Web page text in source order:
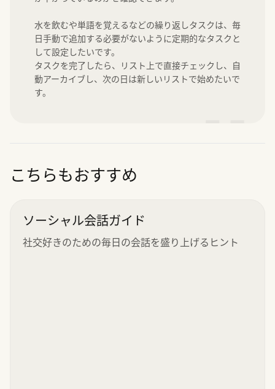
水を飲むや単語を覚えるなどの繰り返しタスクは、毎
日手動で追加する必要がないように定期的なタスクと
して設定したいです。
タスクを完了したら、リスト上で直接チェックし、自
動アーカイブし、次の日は新しいリストで始めたいで
す。
こちらもおすすめ
ソーシャル会話ガイド
社交好きのための毎日の会話を盛り上げるヒント